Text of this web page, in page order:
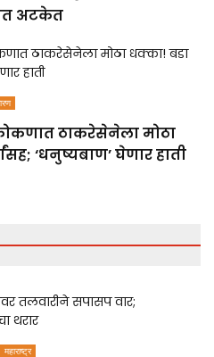
अटकेत
ठाकरेसेनेला मोठा
‘धनुष्यबाण’ घेणार हाती
महाराष्ट्र